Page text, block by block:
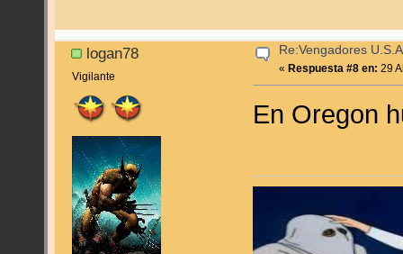
logan78
Vigilante
Re:Vengadores
«Respuesta #8 en: 29
En Oregon